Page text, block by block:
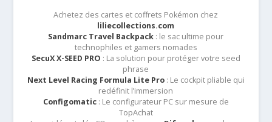
Achetez des cartes et coffrets Pokémon chez
liliecollections.com
Sandmarc Travel Backpack : le sac ultime pour
technophiles et gamers nomades
SecuX X-SEED PRO : La solution pour protéger votre seed
phrase
Next Level Racing Formula Lite Pro: Le cockpit pliable qui
redéfinit l’immersion
Configomatic: Le configurateur PC sur mesure de
TopAchat